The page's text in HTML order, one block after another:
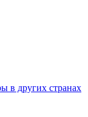
в других странах